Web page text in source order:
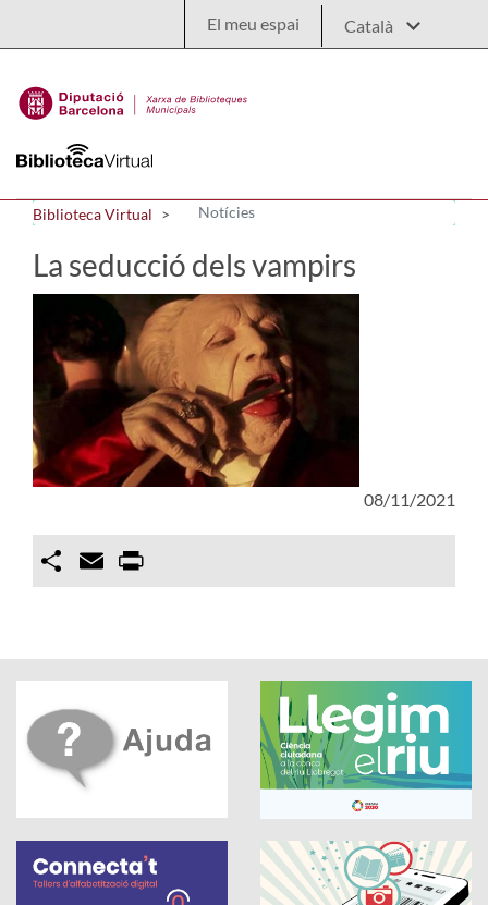
El meu espai
Biblioteca Virtual Notícies
La seducció dels vampirs
08/11/2021
Compartir
Email